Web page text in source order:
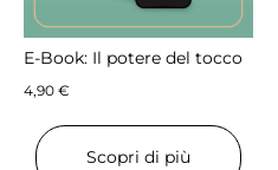
E-Book: Il potere del tocco
4,90 €
Scopri di più